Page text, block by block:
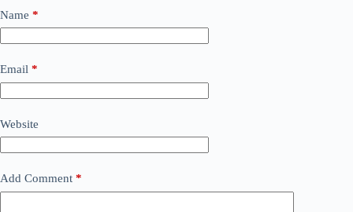
Name *
Email *
Website
Add Comment *